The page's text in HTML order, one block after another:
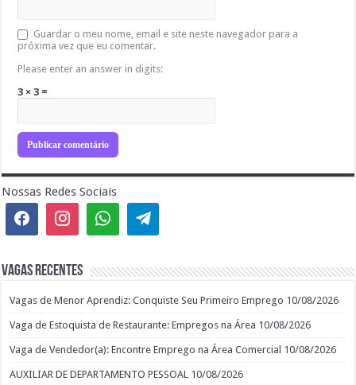
Guardar o meu nome, email e site neste navegador para a
próxima vez que eu comentar.
Please enter an answer in digits:
3 × 3 =
Nossas Redes Sociais
Vagas recentes
Vagas de Menor Aprendiz: Conquiste Seu Primeiro Emprego 10/08/2026
Vaga de Estoquista de Restaurante: Empregos na Área 10/08/2026
Vaga de Vendedor(a): Encontre Emprego na Área Comercial 10/08/2026
AUXILIAR DE DEPARTAMENTO PESSOAL 10/08/2026